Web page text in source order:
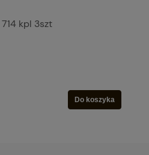
kpl 3szt
Do koszyka